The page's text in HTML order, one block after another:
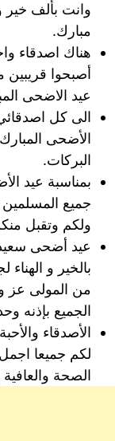
وانت بألف
مبارك.
هناك اصدقاء
أصبحوا قريبين
عيد الاضحى
الى كل
الأضحى
البركات.
بمناسبة عيد
جميع المسلمين
ولكم وتقبل
عيد أضحى سعيد
بالخير و الهناء
من المولى عز
الجميع بإذنه
الأصدقاء
لكم جميعا اجمل
الصحة